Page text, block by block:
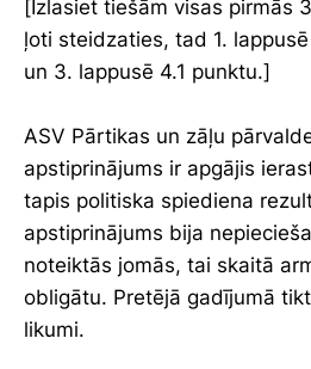
[Izlasiet tiešām visas pirmās
ļoti steidzaties, tad 1.
un 3. lappusē 4.1 punktu.]
ASV Pārtikas un zāļu
apstiprinājums ir apgājis
tapis politiska spiediena
apstiprinājums bija
noteiktās jomās, tai skaitā
obligātu. Pretējā gadījumā
likumi.